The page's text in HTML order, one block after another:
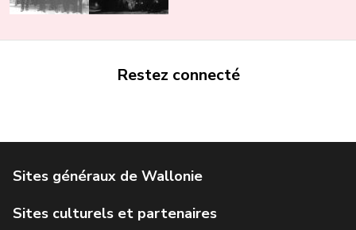
Restez connecté
Service public de Wallonie